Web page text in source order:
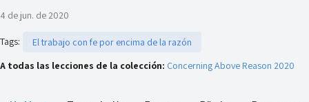
4 de jun. de 2020
Tags:
El trabajo con fe por encima de la razón
A todas las lecciones de la colección: Concerning Above Reason 2020